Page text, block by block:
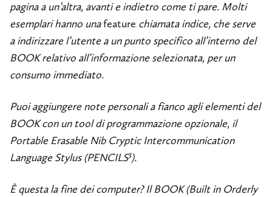
pagina a un’altra, avanti e indietro come ti pare. Molti
esemplari hanno unafeature chiamata indice, che serve
a indirizzare l’utente a un punto specifico all’interno del
BOOK relativo all’informazione selezionata, per un
consumo immediato.
Puoi aggiungere note personali a fianco agli elementi del
BOOK con un tool di programmazione opzionale, il
Portable Erasable Nib Cryptic Intercommunication
Language Stylus (PENCILS3).
È questa la fine dei computer? Il BOOK (Built in Orderly